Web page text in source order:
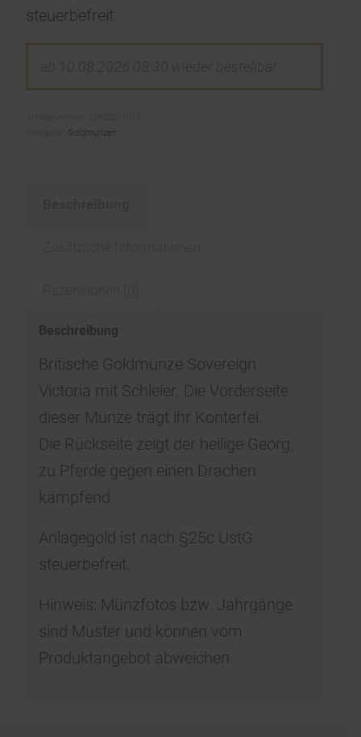
steuerbefreit.
Goldmünzen
Beschreibung
Britische Goldmünze Sovereign
Victoria mit Schleier. Die Vorderseite
dieser Münze trägt ihr Konterfei.
Die Rückseite zeigt der heilige Georg,
zu Pferde gegen einen Drachen
kämpfend.
Anlagegold ist nach §25c UstG
steuerbefreit.
Hinweis: Münzfotos bzw. Jahrgänge
sind Muster und können vom
Produktangebot abweichen.